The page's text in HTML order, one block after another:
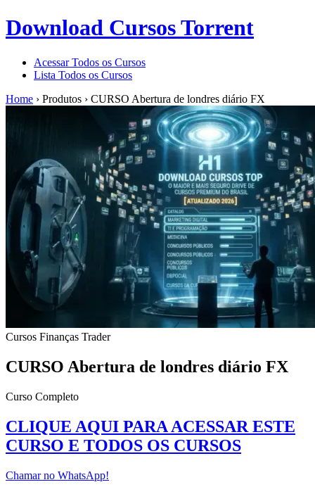
Download Cursos Torrent
Acessar Todos os Cursos
Lista Todos os Cursos
Home › Produtos › CURSO Abertura de londres diário FX
Cursos Finanças Trader
CURSO Abertura de londres diário FX
Curso Completo
CLIQUE AQUI PARA ACESSAR ESTE
CURSO E TODOS OS CURSOS
Chamar no WhatsApp!